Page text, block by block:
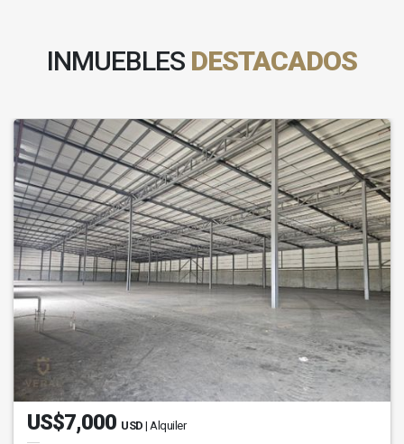
INMUEBLES DESTACADOS
US$7,000 USD | Alquiler